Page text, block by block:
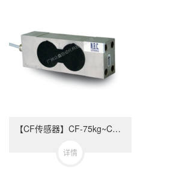
【CF传感器】CF-75kg~CF-300kg_意大利NBC Elettronica称重传感器
详情